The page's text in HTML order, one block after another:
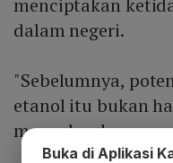
menciptakan
dalam negeri.
"Sebelumnya,
etanol itu bukan
mengeluarkan
Buka di Aplikasi